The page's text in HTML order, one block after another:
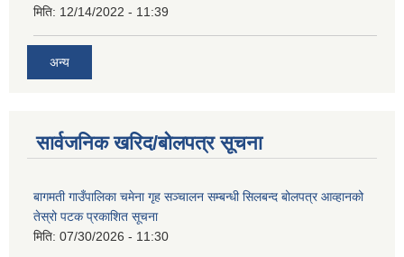
मिति: 12/14/2022 - 11:39
अन्य
सार्वजनिक खरिद/बोलपत्र सूचना
बागमती गाउँपालिका चमेना गृह सञ्चालन सम्बन्धी सिलबन्द बोलपत्र आव्हानको
तेस्रो पटक प्रकाशित सूचना
मिति: 07/30/2026 - 11:30